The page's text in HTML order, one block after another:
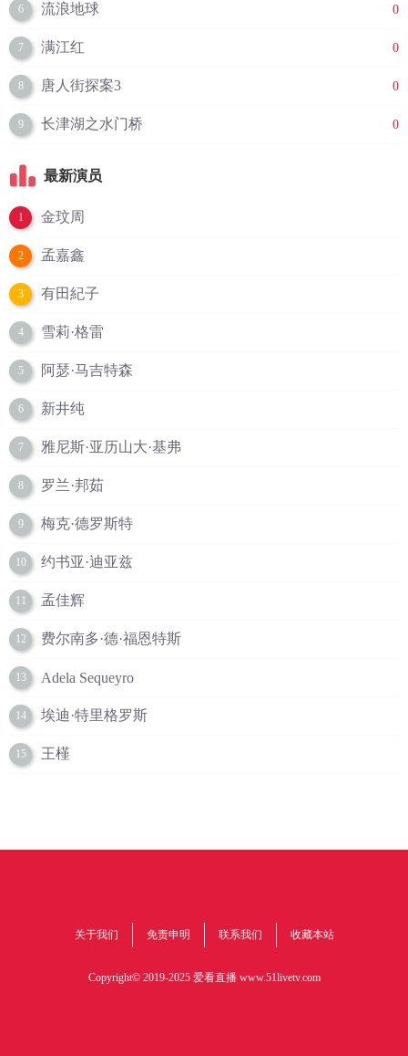
6 流浪地球 0
7 满江红 0
8 唐人街探案3 0
9 长津湖之水门桥 0
最新演员
1 金玟周
2 孟嘉鑫
3 有田紀子
4 雪莉·格雷
5 阿瑟·马吉特森
6 新井纯
7 雅尼斯·亚历山大·基弗
8 罗兰·邦茹
9 梅克·德罗斯特
10 约书亚·迪亚兹
11 孟佳辉
12 费尔南多·德·福恩特斯
13 Adela Sequeyro
14 埃迪·特里格罗斯
15 王槿
关于我们 免责申明 联系我们 收藏本站
Copyright© 2019-2025 爱看直播 www.51livetv.com